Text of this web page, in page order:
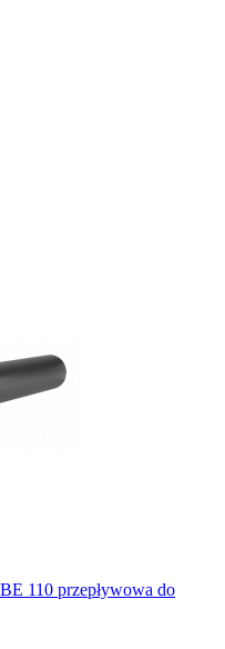
110 przepływowa do